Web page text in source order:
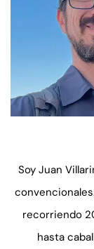
Soy Juan
recorriendo
hasta